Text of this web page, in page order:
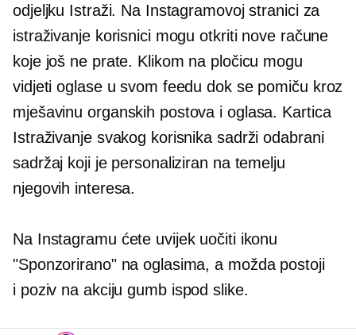
odjeljku Istraži. Na Instagramovoj stranici za
istraživanje korisnici mogu otkriti nove račune
koje još ne prate. Klikom na pločicu mogu
vidjeti oglase u svom feedu dok se pomiču kroz
mješavinu organskih postova i oglasa. Kartica
Istraživanje svakog korisnika sadrži odabrani
sadržaj koji je personaliziran na temelju
njegovih interesa.
Na Instagramu ćete uvijek uočiti ikonu
"Sponzorirano" na oglasima, a možda postoji
i poziv na akciju gumb ispod slike.